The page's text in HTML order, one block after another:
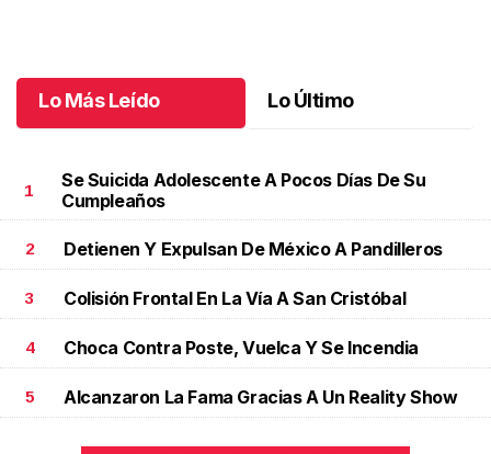
Lo Más Leído Lo Último
1
Se Suicida Adolescente A Pocos Días De Su
Cumpleaños
2 Detienen Y Expulsan De México A Pandilleros
3 Colisión Frontal En La Vía A San Cristóbal
4 Choca Contra Poste, Vuelca Y Se Incendia
5 Alcanzaron La Fama Gracias A Un Reality Show